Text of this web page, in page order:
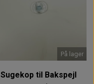
På lager
Sugekop til Bakspejl